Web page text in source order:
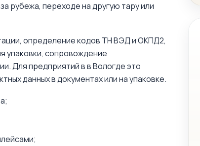
рубежа, переходе на другую тару или
определение кодов ТН ВЭД и ОКПД2,
упаковки, сопровождение
Для предприятий в в Вологде это
данных в документах или на упаковке.